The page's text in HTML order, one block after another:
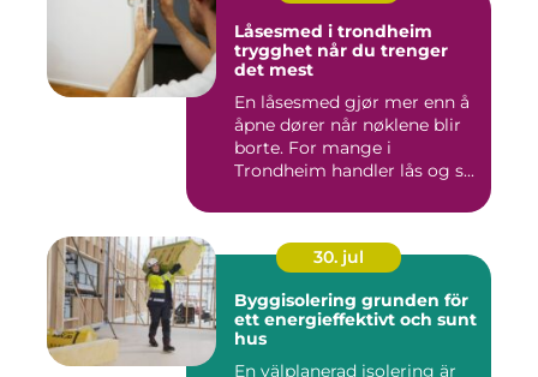
Låsesmed i trondheim
trygghet når du trenger
det mest
En låsesmed gjør mer enn å
åpne dører når nøklene blir
borte. For mange i
Trondheim handler lås og s...
30. jul
Byggisolering grunden för
ett energieffektivt och sunt
hus
En välplanerad isolering är